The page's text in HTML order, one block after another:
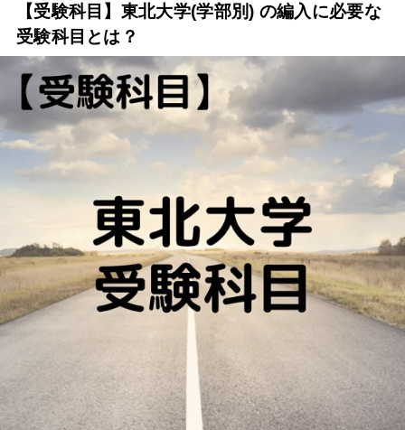
【受験科目】東北大学(学部別) の編入に必要な
受験科目とは？